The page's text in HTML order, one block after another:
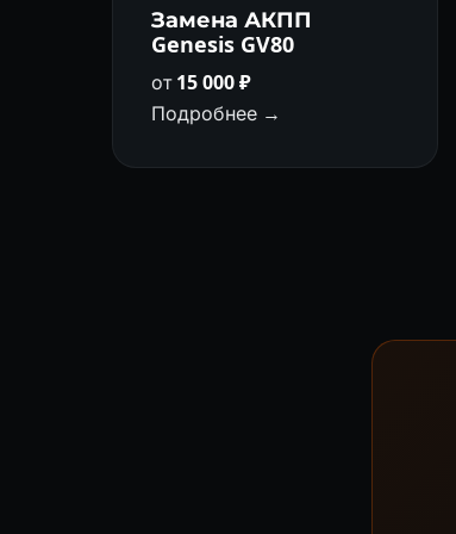
Замена АКПП
Genesis GV80
от15 000 ₽
Подробнее →